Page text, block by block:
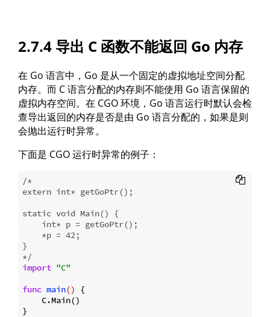
2.7.4 导出 C 函数不能返回 Go 内存
在 Go 语言中，Go 是从一个固定的虚拟地址空间分配
内存。而 C 语言分配的内存则不能使用 Go 语言保留的
虚拟内存空间。在 CGO 环境，Go 语言运行时默认会检
查导出返回的内存是否是由 Go 语言分配的，如果是则
会抛出运行时异常。
下面是 CGO 运行时异常的例子：
/*
extern int* getGoPtr();
static void Main() {
    int* p = getGoPtr();
    *p = 42;
}
*/
import "C"
func main()
{
    C.Main()
}